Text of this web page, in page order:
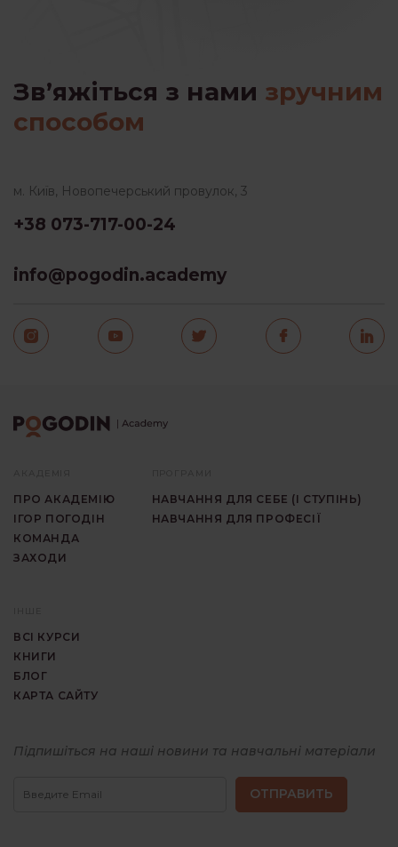
Зв’яжіться з нами зручним
способом
м. Київ, Новопечерський провулок, 3
+38 073-717-00-24
info@pogodin.academy
Підпишіться на наші новини та навчальні матеріали
ПРО АКАДЕМІЮ
ІГОР ПОГОДІН
КОМАНДА
ЗАХОДИ
НАВЧАННЯ ДЛЯ СЕБЕ (I СТУПIНЬ)
НАВЧАННЯ ДЛЯ ПРОФЕСІЇ
ВСІ КУРСИ
КНИГИ
БЛОГ
КАРТА САЙТУ
Гештальт
Курси
навчання